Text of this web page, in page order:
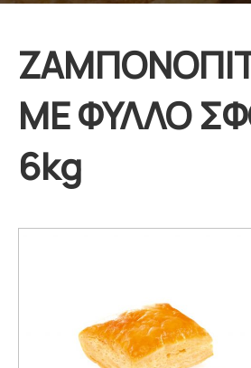
ΜΕ ΦΥΛΛΟ
6kg